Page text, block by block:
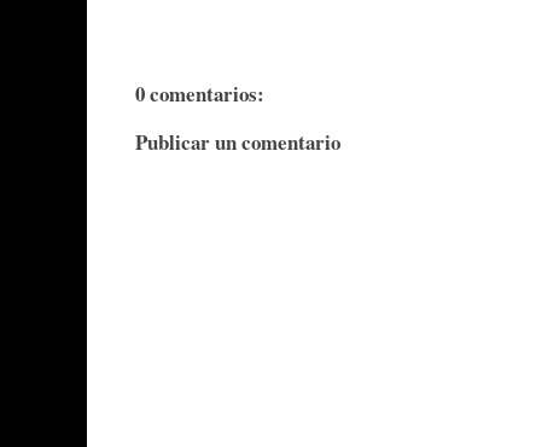
0 comentarios:
Publicar un comentario